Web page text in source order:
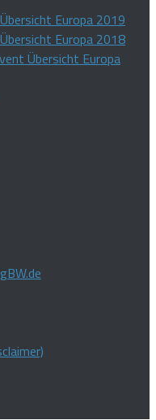
Europa 2019
Europa 2018
Übersicht Europa